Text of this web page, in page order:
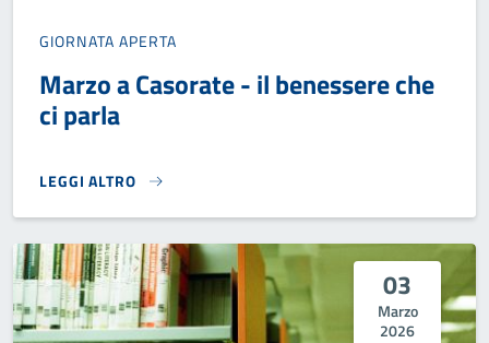
GIORNATA APERTA
Marzo a Casorate - il benessere che
ci parla
LEGGI ALTRO
MARZO A CASORATE - IL BENESSERE CHE CI PARLA}
03
Marzo
2026